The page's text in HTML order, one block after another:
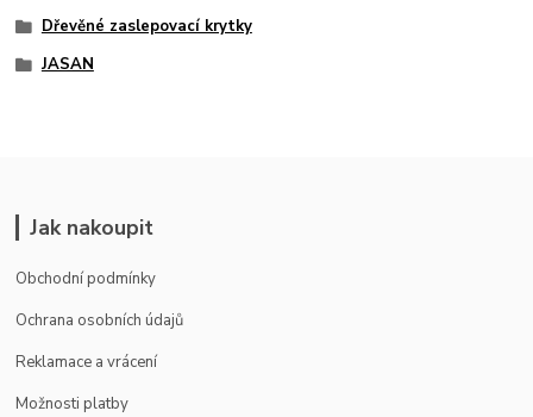
Dřevěné zaslepovací krytky
JASAN
Jak nakoupit
Obchodní podmínky
Ochrana osobních údajů
Reklamace a vrácení
Možnosti platby